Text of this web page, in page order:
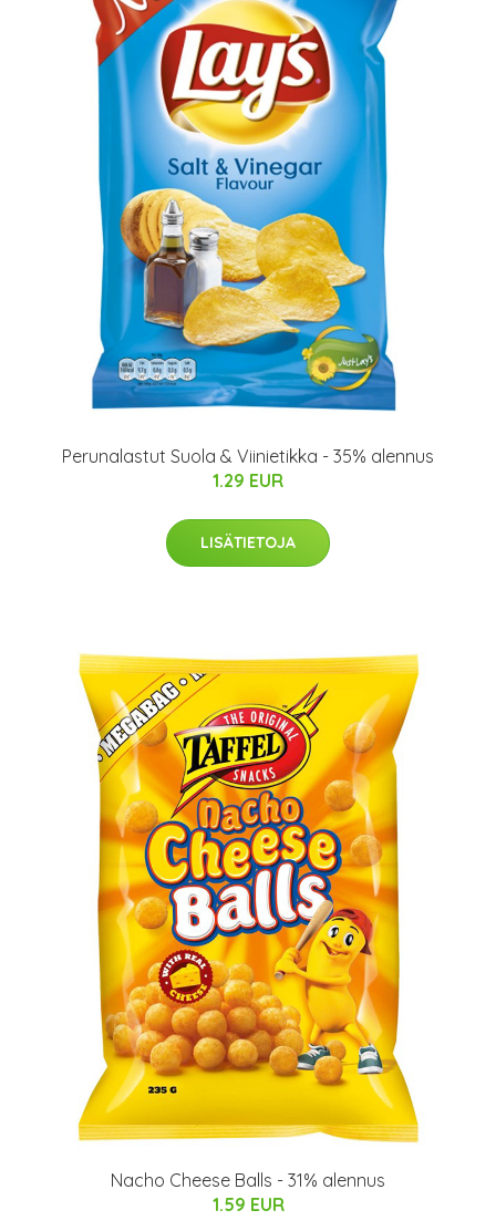
Perunalastut Suola & Viinietikka - 35% alennus
1.29 EUR
LISÄTIETOJA
Nacho Cheese Balls - 31% alennus
1.59 EUR